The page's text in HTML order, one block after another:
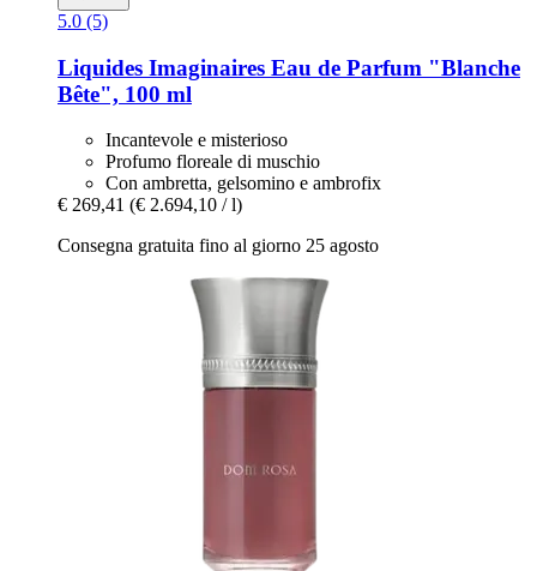
5.0 (5)
Liquides Imaginaires Eau de Parfum "Blanche
Bête", 100 ml
Incantevole e misterioso
Profumo floreale di muschio
Con ambretta, gelsomino e ambrofix
€ 269,41 (€ 2.694,10 / l)
Consegna gratuita fino al giorno 25 agosto